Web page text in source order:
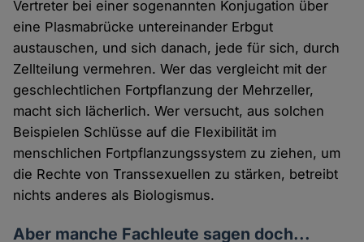
Vertreter bei einer sogenannten Konjugation über
eine Plasmabrücke untereinander Erbgut
austauschen, und sich danach, jede für sich, durch
Zellteilung vermehren. Wer das vergleicht mit der
geschlechtlichen Fortpflanzung der Mehrzeller,
macht sich lächerlich. Wer versucht, aus solchen
Beispielen Schlüsse auf die Flexibilität im
menschlichen Fortpflanzungssystem zu ziehen, um
die Rechte von Transsexuellen zu stärken, betreibt
nichts anderes als Biologismus.
Aber manche Fachleute sagen doch...
Cookies